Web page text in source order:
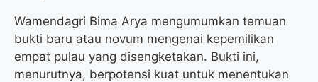
Wamendagri Bima Arya mengumumkan temuan
bukti baru atau novum mengenai kepemilikan
empat pulau yang disengketakan. Bukti ini,
menurutnya, berpotensi kuat untuk menentukan